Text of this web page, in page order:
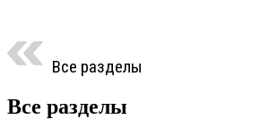
Все разделы
Все разделы